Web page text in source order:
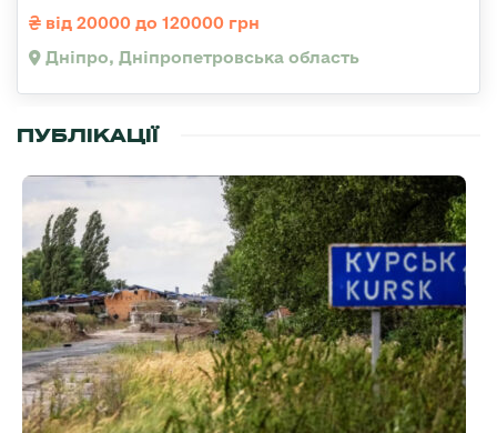
від 20000 до 120000 грн
Дніпро, Дніпропетровська область
ПУБЛІКАЦІЇ